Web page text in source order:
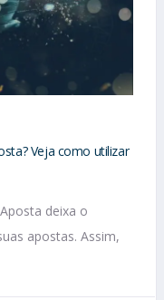
Veja como utilizar
deixa o
apostas. Assim,